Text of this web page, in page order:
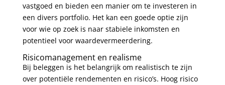
vastgoed en bieden een manier om te investeren in
een divers portfolio. Het kan een goede optie zijn
voor wie op zoek is naar stabiele inkomsten en
potentieel voor waardevermeerdering.
Risicomanagement en realisme
Bij beleggen is het belangrijk om realistisch te zijn
over potentiële rendementen en risico’s. Hoog risico